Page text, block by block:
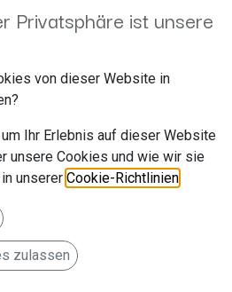
€
Dynavin D8-MOPC14 Most-adapter für
Mercedesfahrzeuge mit Harman
Artikelnummer: D8-MOPC14
Der MOST-Adapter D8-MOPC14
ist für Dynavin D8 Radios
Kardon oder BOSE
Soundsystem!
179,00
Privatsphäre ist unsere
von dieser Website in
Ihr Erlebnis auf dieser Website
unsere Cookies und wie wir sie
unserer Cookie-Richtlinien
zulassen